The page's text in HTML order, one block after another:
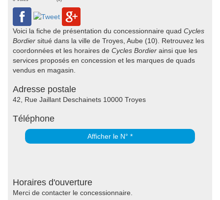
Voici la fiche de présentation du concessionnaire quad Cycles
Bordier situé dans la ville de Troyes, Aube (10). Retrouvez les
coordonnées et les horaires de Cycles Bordier ainsi que les
services proposés en concession et les marques de quads
vendus en magasin.
Adresse postale
42, Rue Jaillant Deschainets 10000 Troyes
Téléphone
Afficher le N° *
Horaires d'ouverture
Merci de contacter le concessionnaire.